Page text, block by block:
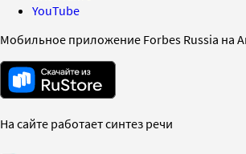
YouTube
Мобильное приложение Forbes Russia на
На сайте работает синтез речи